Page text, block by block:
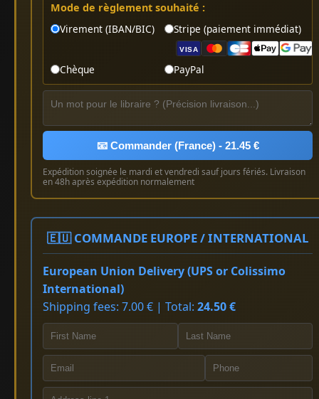
Mode de règlement souhaité :
Virement (IBAN/BIC)
Stripe (paiement immédiat)
VISA
Chèque PayPal
📧 Commander (France) - 21.45 €
Expédition soignée le mardi et vendredi sauf jours fériés. Livraison
en 48h après expédition normalement
🇪🇺 COMMANDE EUROPE / INTERNATIONAL
European Union Delivery (UPS or Colissimo
International)
Shipping fees: 7.00 € | Total: 24.50 €